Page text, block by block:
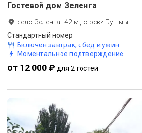
Гостевой дом Зеленга
село Зеленга ·42 м до реки Бушмы
Стандартный номер
Включен завтрак, обед и ужин
Моментальное подтверждение
от 12 000 ₽ для 2 гостей